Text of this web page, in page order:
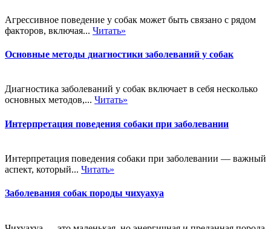
Агрессивное поведение у собак может быть связано с рядом
факторов, включая... Читать»
Основные методы диагностики заболеваний у собак
Диагностика заболеваний у собак включает в себя несколько
основных методов,... Читать»
Интерпретация поведения собаки при заболевании
Интерпретация поведения собаки при заболевании — важный
аспект, который... Читать»
Заболевания собак породы чихуахуа